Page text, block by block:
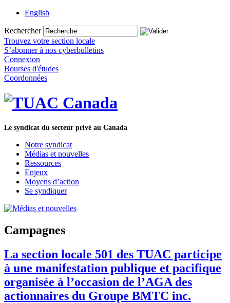
English
Rechercher
Trouvez votre section locale
S’abonner à nos cyberbulletins
Connexion
Bourses d'études
Coordonnées
Le syndicat du secteur privé au Canada
Notre syndicat
Médias et nouvelles
Ressources
Enjeux
Moyens d’action
Se syndiquer
Campagnes
La section locale 501 des TUAC participe
à une manifestation publique et pacifique
organisée à l’occasion de l’AGA des
actionnaires du Groupe BMTC inc.